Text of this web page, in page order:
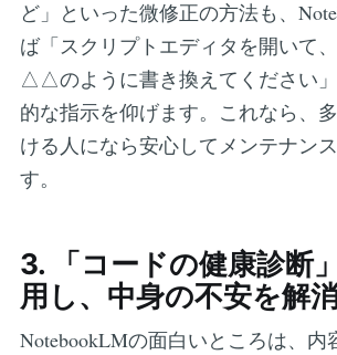
ど」といった微修正の方法も、
ば「スクリプトエディタを開いて
△△のように書き換えてください
的な指示を仰げます。これなら、
ける人になら安心してメンテナン
す。
3. 「コードの健康診断
用し、中身の不安を解
NotebookLMの面白いところは、内